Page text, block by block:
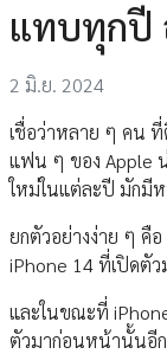
แทบทุกปี
2 มิ.ย. 2024
เชื่อว่าหลาย ๆ คน
แฟน ๆ ของ Apple
ใหม่ในแต่ละปี มักมี
ยกตัวอย่างง่าย ๆ คื
iPhone 14 ที่เปิดตั
และในขณะที่
ตัวมาก่อนหน้านั้นอี